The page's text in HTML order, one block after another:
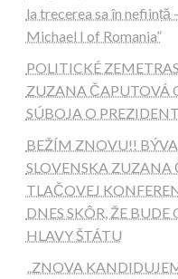
la trecerea sa în
Michael I of Romania”
POLITICKÉ
ZUZANA ČAPUTOVÁ
SÚBOJA O
BEŽÍM ZNOVU!!
SLOVENSKA
TLAČOVEJ
DNES SKÔR, ŽE
HLAVY ŠTÁTU
„ZNOVA